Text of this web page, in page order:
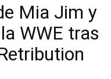
Mia Jim y
WWE tras